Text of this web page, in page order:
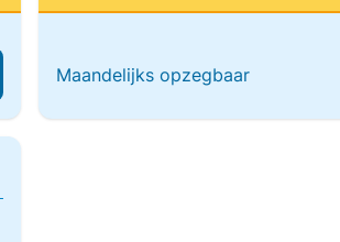
Maandelijks opzegbaar